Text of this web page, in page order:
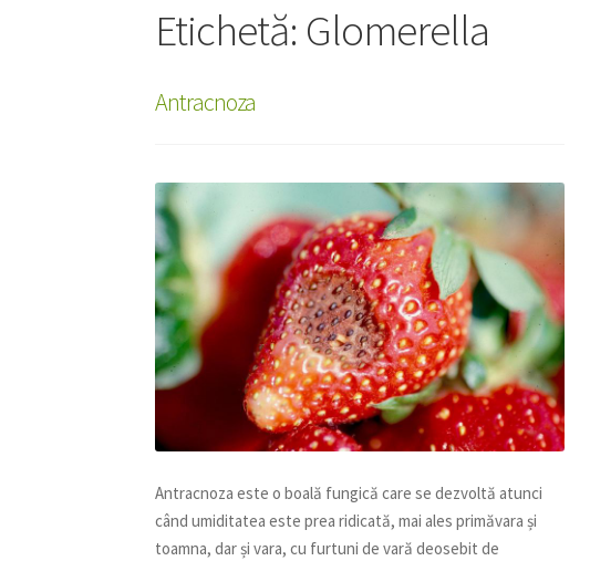
Etichetă: Glomerella
Antracnoza
Antracnoza este o boală fungică care se dezvoltă atunci
când umiditatea este prea ridicată, mai ales primăvara și
toamna, dar și vara, cu furtuni de vară deosebit de